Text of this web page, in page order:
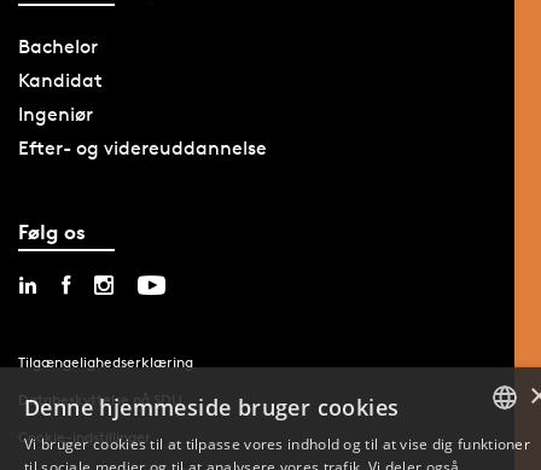
Bachelor
Kandidat
Ingeniør
Efter- og videreuddannelse
Følg os
Tilgængelighedserklæring
Databeskyttelse på SDU
Cookie-indstillinger
Denne hjemmeside bruger cookies
Vi bruger cookies til at tilpasse vores indhold og til at vise dig funktioner